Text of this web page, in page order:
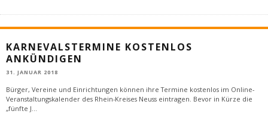
KARNEVALSTERMINE KOSTENLOS
ANKÜNDIGEN
31. JANUAR 2018
Bürger, Vereine und Einrichtungen können ihre Termine kostenlos im Online-
Veranstaltungskalender des Rhein-Kreises Neuss eintragen. Bevor in Kürze die
„fünfte J...